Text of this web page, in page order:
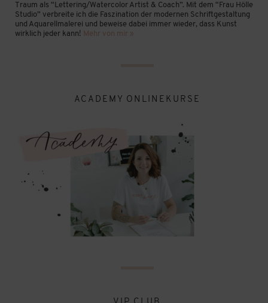
Traum als “Lettering/Watercolor Artist & Coach”. Mit dem “Frau Hölle
Studio” verbreite ich die Faszination der modernen Schriftgestaltung
und Aquarellmalerei und beweise dabei immer wieder, dass Kunst
wirklich jeder kann! Mehr von mir »
ACADEMY ONLINEKURSE